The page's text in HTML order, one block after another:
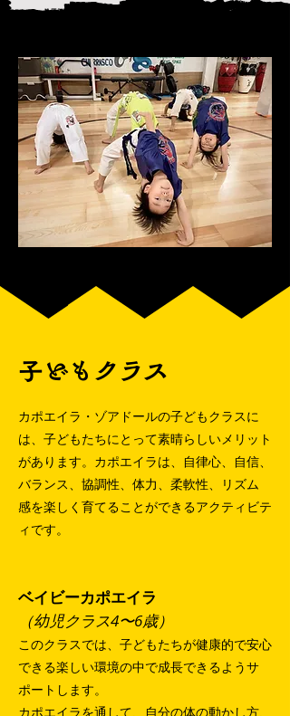
子どもクラス
カポエイラ・ゾアドールの子どもクラスに
は、子どもたちにとって素晴らしいメリット
があります。カポエイラは、自律心、自信、
バランス、協調性、体力、柔軟性、リズム
感を楽しく育てることができるアクティビテ
ィです。
ベイビーカポエイラ
（幼児クラス4〜6歳）
このクラスでは、子どもたちが健康的で安心
できる楽しい環境の中で成長できるようサ
ポートします。
カポエイラを通して、自分の体の動かし方、